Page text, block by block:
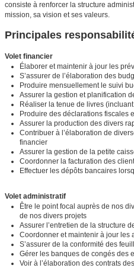
consiste à renforcer la structure
mission, sa vision et ses valeurs.
Principales
Volet financier
Élaborer et maintenir à jour les
S’assurer de l’élaboration des
Produire mensuellement le suivi
Assurer la gestion et planification
Réaliser la tenue de livres
Produire des déclarations fiscales
Assurer la production des divers
Contribuer à l’élaboration de
financier
Assurer la gestion de la petite
Coordonner la facturation des
Effectuer les dépôts bancaires
Volet administratif
Être le point focal auprès de nos
de nos divers projets
Assurer l’entretien de la structure
Coordonner et maintenir à jour les
S’assurer de la conformité des
Gérer les banques de congés des
Voir à l’élaboration des contrats